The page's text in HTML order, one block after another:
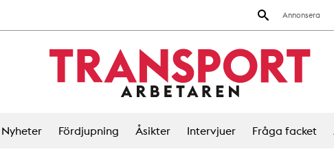
Annonsera
Nyheter Fördjupning Åsikter Intervjuer Fråga facket